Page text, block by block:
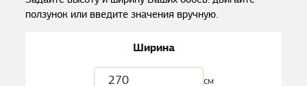
ползунок или введите значения вручную.
Ширина
см